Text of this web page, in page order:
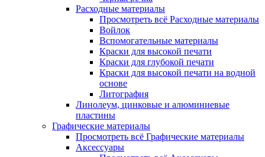
Расходные материалы
Просмотреть всё Расходные материалы
Войлок
Вспомогательные материалы
Краски для высокой печати
Краски для глубокой печати
Краски для высокой печати на водной
основе
Литография
Линолеум, цинковые и алюминиевые
пластины
Графические материалы
Просмотреть всё Графические материалы
Аксессуары